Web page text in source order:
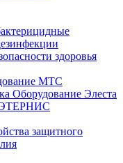
здоровья
МТС
Оборудование Элеста
ЭТЕРНИС
защитного